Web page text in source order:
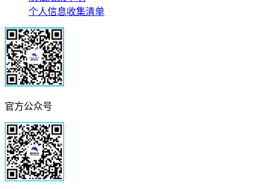
个人信息收集清单
官方公众号